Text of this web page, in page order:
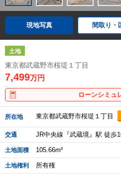
現地写真 間取り・
土地
東京都武蔵野市桜堤１丁目
7,499万円
ローンシミュ
所在地 東京都武蔵野市桜堤１丁目
交通 JR中央線『武蔵境』駅 徒歩
土地面積 105.66m²
土地権利 所有権